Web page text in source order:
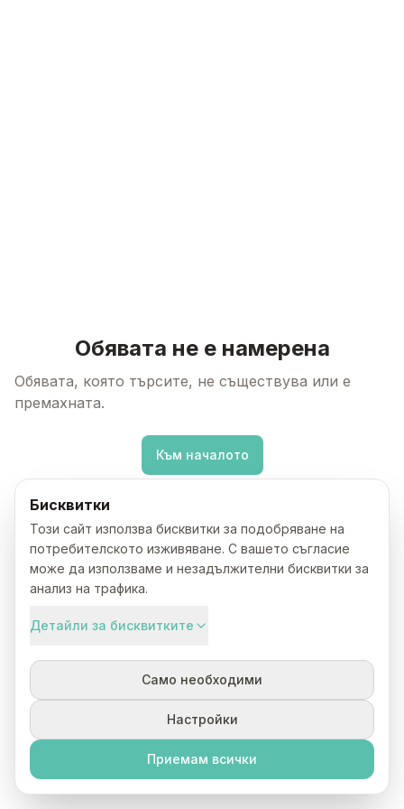
Обявата не е намерена
Обявата, която търсите, не съществува или е
премахната.
Към началото
Бисквитки
Този сайт използва бисквитки за подобряване на
потребителското изживяване. С вашето съгласие
може да използваме и незадължителни бисквитки за
анализ на трафика.
Детайли за бисквитките
Само необходими
Настройки
Приемам всички